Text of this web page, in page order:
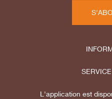
L'application est